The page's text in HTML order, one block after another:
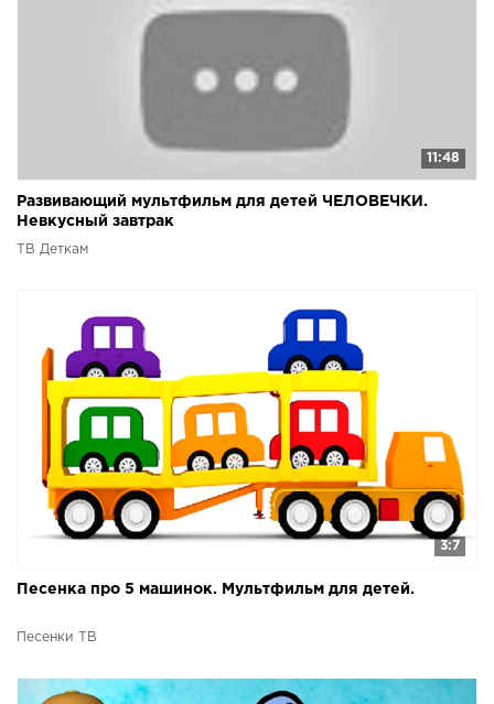
11:48
Развивающий мультфильм для детей ЧЕЛОВЕЧКИ.
Невкусный завтрак
ТВ Деткам
3:7
Песенка про 5 машинок. Мультфильм для детей.
Песенки ТВ